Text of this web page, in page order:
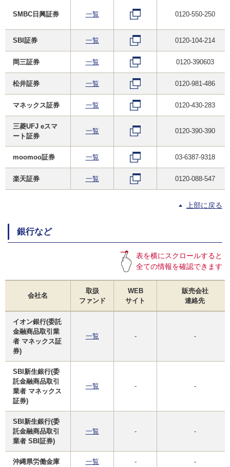
SMBC日興証券 一覧 0120-550-250
SBI証券 一覧 0120-104-214
岡三証券 一覧 0120-390603
松井証券 一覧 0120-981-486
マネックス証券 一覧 0120-430-283
三菱UFJ eスマ
ート証券
一覧 0120-390-390
moomoo証券 一覧 03-6387-9318
楽天証券 一覧 0120-088-547
上部に戻る
銀行など
表を横にスクロールすると
全ての情報を確認できます
会社名
取扱
ファンド
WEB
サイト
販売会社
連絡先
イオン銀行(委託
金融商品取引業
者 マネックス証
券)
一覧 - -
SBI新生銀行(委
託金融商品取引
業者 マネックス
証券)
一覧 - -
SBI新生銀行(委
託金融商品取引
業者 SBI証券)
一覧 - -
沖縄県労働金庫 一覧 - -